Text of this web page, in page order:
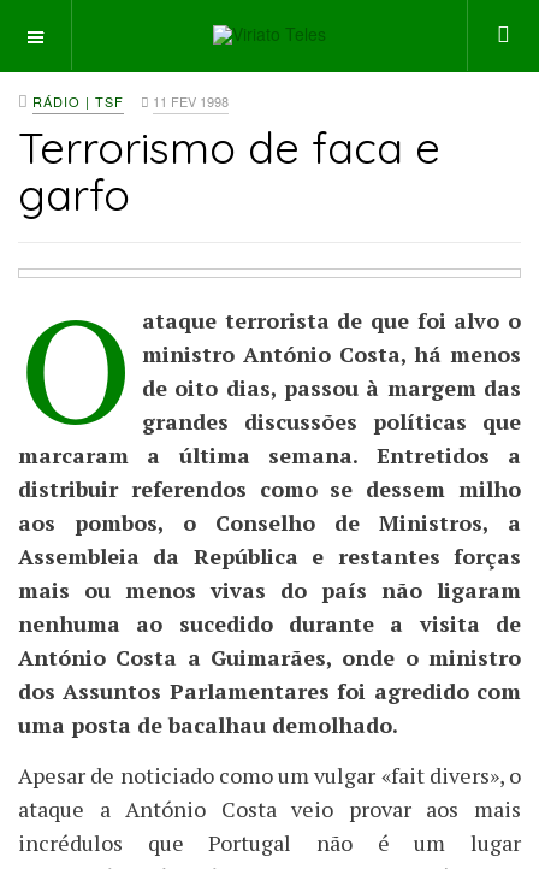
OFF CANVAS
RÁDIO | TSF 11 FEV 1998
Terrorismo de faca e
garfo
O
ataque terrorista de que foi alvo o
ministro António Costa, há menos
de oito dias, passou à margem das
grandes discussões políticas que
marcaram a última semana. Entretidos a
distribuir referendos como se dessem milho
aos pombos, o Conselho de Ministros, a
Assembleia da República e restantes forças
mais ou menos vivas do país não ligaram
nenhuma ao sucedido durante a visita de
António Costa a Guimarães, onde o ministro
dos Assuntos Parlamentares foi agredido com
uma posta de bacalhau demolhado.
Apesar de noticiado como um vulgar «fait divers», o
ataque a António Costa veio provar aos mais
incrédulos que Portugal não é um lugar